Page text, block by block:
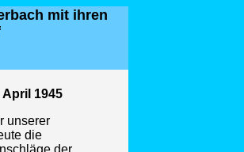
mit ihren
1945
unserer
die
der